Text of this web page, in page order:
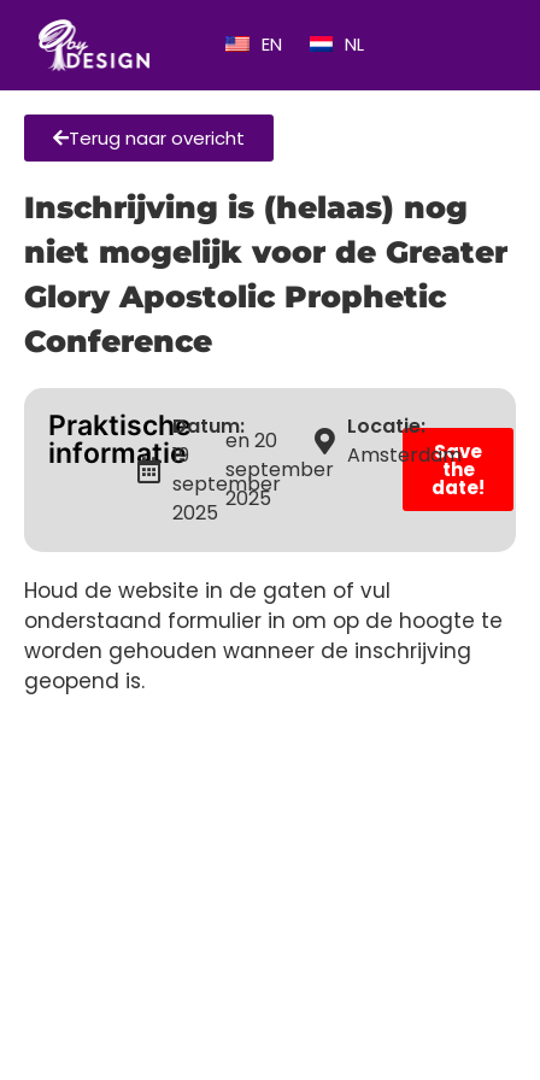
EN NL
Terug naar overicht
Inschrijving is (helaas) nog
niet mogelijk voor de Greater
Glory Apostolic Prophetic
Conference
Praktische
informatie
Datum:
19
september
2025
en 20
september
2025
Save
the
date!
Locatie:
Amsterdam
Houd de website in de gaten of vul
onderstaand formulier in om op de hoogte te
worden gehouden wanneer de inschrijving
geopend is.